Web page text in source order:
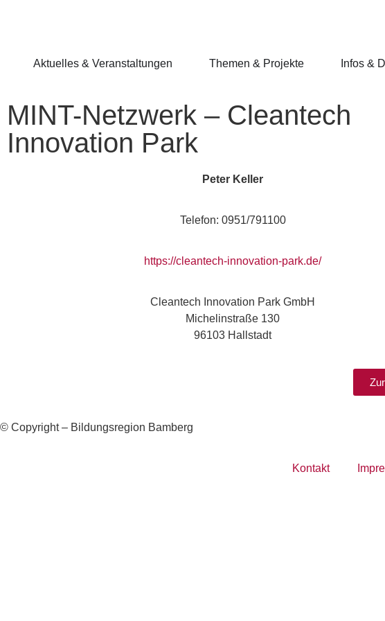
Aktuelles & Veranstaltungen Themen & Projekte Infos &
MINT-Netzwerk – Cleantech
Innovation Park
Peter Keller
Telefon: 0951/791100
https://cleantech-innovation-park.de/
Cleantech Innovation Park GmbH
Michelinstraße 130
96103 Hallstadt
© Copyright – Bildungsregion Bamberg
Kontakt